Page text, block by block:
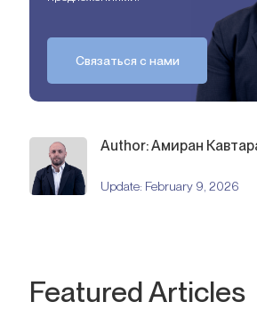
Связаться с нами
Author: Амиран
Update: February 9, 2026
Featured Articles